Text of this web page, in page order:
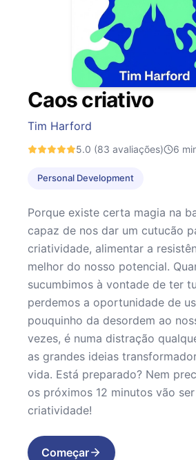
Caos criativo
Tim Harford
5.0 (83 avaliações) 6
Personal Development
Porque existe certa magia na
capaz de nos dar um cutucão
criatividade, alimentar a
melhor do nosso potencial.
sucumbimos à vontade de ter
perdemos a oportunidade de
pouquinho da desordem ao
vezes, é numa distração
as grandes ideias
vida. Está preparado? Nem
os próximos 12 minutos vão
criatividade!
Começar